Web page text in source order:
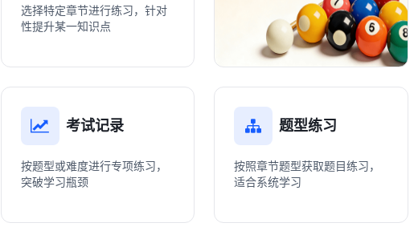
选择特定章节进行练习，针对
性提升某一知识点
考试记录
按题型或难度进行专项练习，
突破学习瓶颈
题型练习
按照章节题型获取题目练习，
适合系统学习